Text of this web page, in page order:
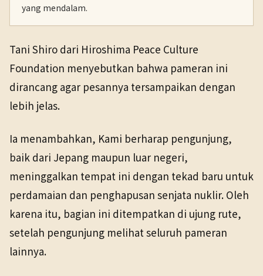
yang mendalam.
Tani Shiro dari Hiroshima Peace Culture
Foundation menyebutkan bahwa pameran ini
dirancang agar pesannya tersampaikan dengan
lebih jelas.
Ia menambahkan, Kami berharap pengunjung,
baik dari Jepang maupun luar negeri,
meninggalkan tempat ini dengan tekad baru untuk
perdamaian dan penghapusan senjata nuklir. Oleh
karena itu, bagian ini ditempatkan di ujung rute,
setelah pengunjung melihat seluruh pameran
lainnya.